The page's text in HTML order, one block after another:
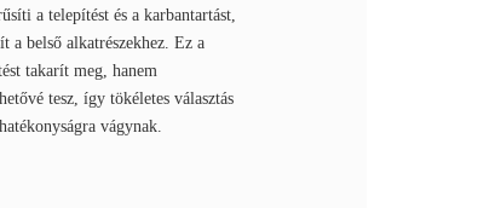
a telepítést és a karbantartást,
a belső alkatrészekhez. Ez a
takarít meg, hanem
tesz, így tökéletes választás
vágynak.